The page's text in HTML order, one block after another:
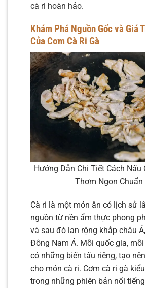
cà ri hoàn hảo.
Khám Phá Nguồn Gốc và Giá
Của Cơm Cà Ri Gà
Hướng Dẫn Chi Tiết Cách Nấu
Thơm Ngon Chuẩn
Cà ri là một món ăn có lịch sử
nguồn từ nền ẩm thực phong
và sau đó lan rộng khắp châu
Đông Nam Á. Mỗi quốc gia,
có những biến tấu riêng, tạo
cho món cà ri. Cơm cà ri gà
trong những phiên bản nổi